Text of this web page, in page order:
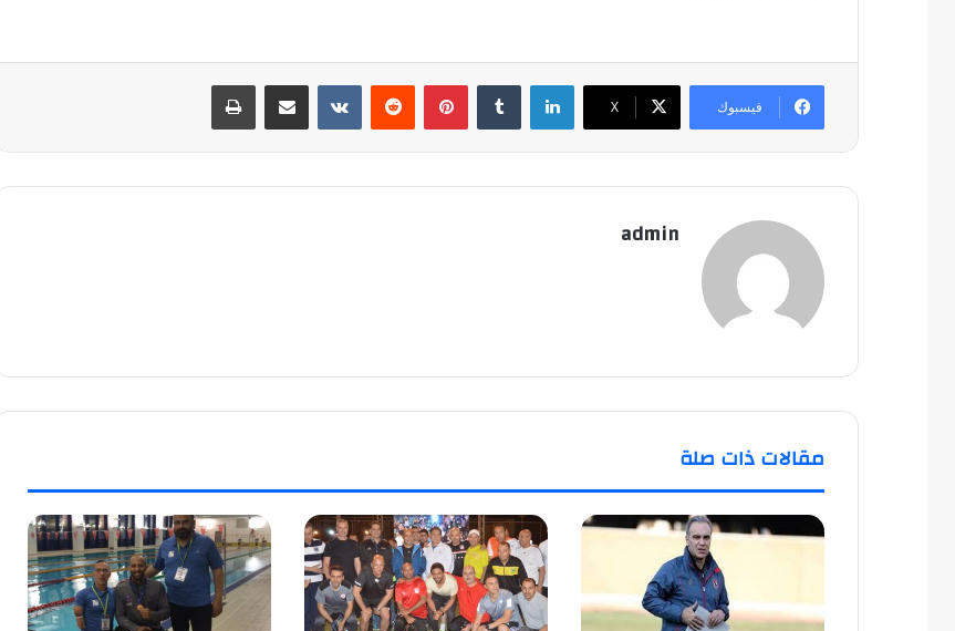
فيسبوك ‫X
لينكدإن بينتيريست
admin
مقالات ذات صلة